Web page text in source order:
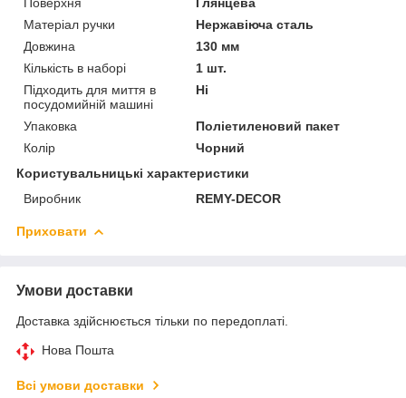
Матеріал ручки
Нержавіюча сталь
Довжина
130 мм
Кількість в наборі
1 шт.
Підходить для миття в
посудомийній машині
Ні
Упаковка
Поліетиленовий пакет
Колір
Чорний
Користувальницькі характеристики
Виробник
REMY-DECOR
Приховати
Умови доставки
Доставка здійснюється тільки по передоплаті.
Нова Пошта
Всі умови доставки